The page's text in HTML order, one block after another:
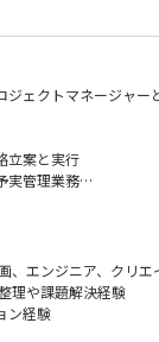
ェクトマネージャー
立案と実行
実管理業務
作成と報告
、プロジェクトの進
との渉外、調整業務
業務
発PM/運用PM/クリ
、エンジニア、クリエ
理や課題解決経験
ン経験